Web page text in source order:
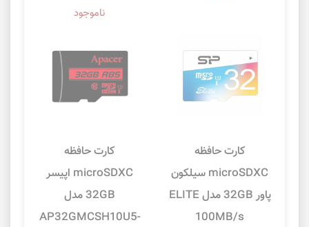
ناموجود
کارت حافظه
microSDXC سیلکون
پاور 32GB مدل ELITE
100MB/s
کارت حافظه
microSDXC اپیسر
32GB مدل
AP32GMCSH10U5-